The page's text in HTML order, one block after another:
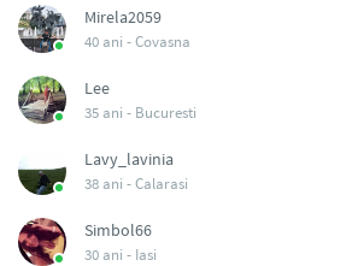
Mirela2059
40 ani -Covasna
Lee
35 ani - Bucuresti
Lavy_lavinia
38 ani -Calarasi
Simbol66
30 ani - Iasi